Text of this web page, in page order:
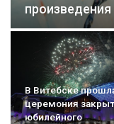
В Витебске
церемония
юбилейного